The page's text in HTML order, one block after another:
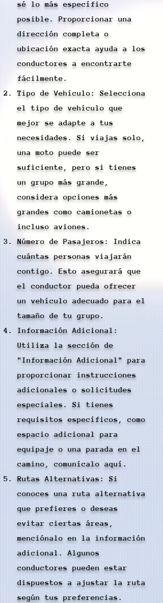
sé lo más específico
posible. Proporcionar una
dirección completa o
ubicación exacta ayuda a los
conductores a encontrarte
fácilmente.
Tipo de Vehículo: Selecciona
el tipo de vehículo que
mejor se adapte a tus
necesidades. Si viajas solo,
una moto puede ser
suficiente, pero si tienes
un grupo más grande,
considera opciones más
grandes como camionetas o
incluso aviones.
Número de Pasajeros: Indica
cuántas personas viajarán
contigo. Esto asegurará que
el conductor pueda ofrecer
un vehículo adecuado para el
tamaño de tu grupo.
Información Adicional:
Utiliza la sección de
"Información Adicional" para
proporcionar instrucciones
adicionales o solicitudes
especiales. Si tienes
requisitos específicos, como
espacio adicional para
equipaje o una parada en el
camino, comunícalo aquí.
Rutas Alternativas: Si
conoces una ruta alternativa
que prefieres o deseas
evitar ciertas áreas,
menciónalo en la información
adicional. Algunos
conductores pueden estar
dispuestos a ajustar la ruta
según tus preferencias.